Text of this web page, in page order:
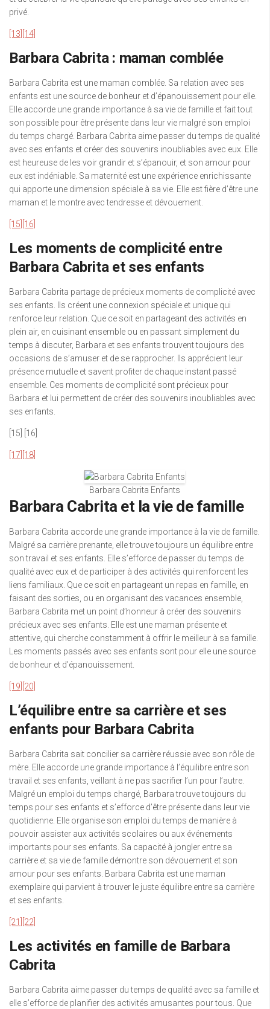
privé.
[13] [14]
Barbara Cabrita : maman comblée
Barbara Cabrita est une maman comblée. Sa relation avec ses
enfants est une source de bonheur et d’épanouissement pour elle.
Elle accorde une grande importance à sa vie de famille et fait tout
son possible pour être présente dans leur vie malgré son emploi
du temps chargé. Barbara Cabrita aime passer du temps de qualité
avec ses enfants et créer des souvenirs inoubliables avec eux. Elle
est heureuse de les voir grandir et s’épanouir, et son amour pour
eux est indéniable. Sa maternité est une expérience enrichissante
qui apporte une dimension spéciale à sa vie. Elle est fière d’être une
maman et le montre avec tendresse et dévouement.
[15] [16]
Les moments de complicité entre
Barbara Cabrita et ses enfants
Barbara Cabrita partage de précieux moments de complicité avec
ses enfants. Ils créent une connexion spéciale et unique qui
renforce leur relation. Que ce soit en partageant des activités en
plein air, en cuisinant ensemble ou en passant simplement du
temps à discuter, Barbara et ses enfants trouvent toujours des
occasions de s’amuser et de se rapprocher. Ils apprécient leur
présence mutuelle et savent profiter de chaque instant passé
ensemble. Ces moments de complicité sont précieux pour
Barbara et lui permettent de créer des souvenirs inoubliables avec
ses enfants.
[15] [16]
[17] [18]
Barbara Cabrita Enfants
Barbara Cabrita et la vie de famille
Barbara Cabrita accorde une grande importance à la vie de famille.
Malgré sa carrière prenante, elle trouve toujours un équilibre entre
son travail et ses enfants. Elle s’efforce de passer du temps de
qualité avec eux et de participer à des activités qui renforcent les
liens familiaux. Que ce soit en partageant un repas en famille, en
faisant des sorties, ou en organisant des vacances ensemble,
Barbara Cabrita met un point d’honneur à créer des souvenirs
précieux avec ses enfants. Elle est une maman présente et
attentive, qui cherche constamment à offrir le meilleur à sa famille.
Les moments passés avec ses enfants sont pour elle une source
de bonheur et d’épanouissement.
[19] [20]
L’équilibre entre sa carrière et ses
enfants pour Barbara Cabrita
Barbara Cabrita sait concilier sa carrière réussie avec son rôle de
mère. Elle accorde une grande importance à l’équilibre entre son
travail et ses enfants, veillant à ne pas sacrifier l’un pour l’autre.
Malgré un emploi du temps chargé, Barbara trouve toujours du
temps pour ses enfants et s’efforce d’être présente dans leur vie
quotidienne. Elle organise son emploi du temps de manière à
pouvoir assister aux activités scolaires ou aux événements
importants pour ses enfants. Sa capacité à jongler entre sa
carrière et sa vie de famille démontre son dévouement et son
amour pour ses enfants. Barbara Cabrita est une maman
exemplaire qui parvient à trouver le juste équilibre entre sa carrière
et ses enfants.
[21] [22]
Les activités en famille de Barbara
Cabrita
Barbara Cabrita aime passer du temps de qualité avec sa famille et
elle s’efforce de planifier des activités amusantes pour tous. Que